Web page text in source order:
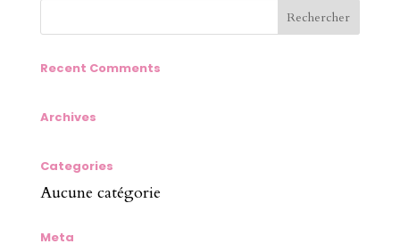
Recent Comments
Archives
Categories
Aucune catégorie
Meta